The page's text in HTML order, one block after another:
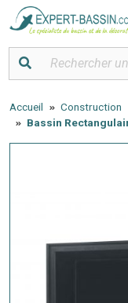
Accueil Construction
Bassin
Panneau de gestion